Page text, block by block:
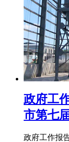
政府工
市第七
政府工作报